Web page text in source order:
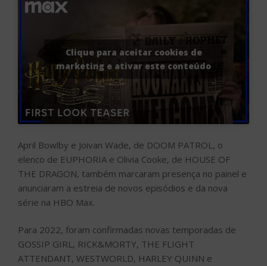
Clique para aceitar cookies de
marketing e ativar este conteúdo
April Bowlby e Joivan Wade, de DOOM PATROL, o
elenco de EUPHORIA e Olivia Cooke, de HOUSE OF
THE DRAGON, também marcaram presença no painel e
anunciaram a estreia de novos episódios e da nova
série na HBO Max.
Para 2022, foram confirmadas novas temporadas de
GOSSIP GIRL, RICK&MORTY, THE FLIGHT
ATTENDANT, WESTWORLD, HARLEY QUINN e